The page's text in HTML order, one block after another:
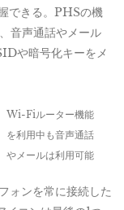
できる。PHSの機
音声通話やメール
や暗号化キーをメ
Wi-Fiルーター機能
を利用中も音声通話
やメールは利用可能
ォンを常に接続した